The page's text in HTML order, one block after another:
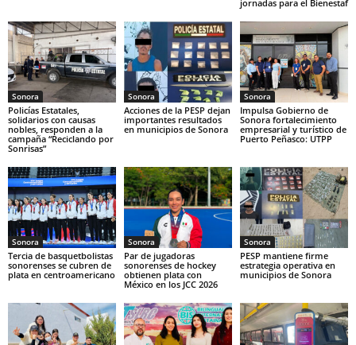
jornadas para el Bienestaf
Sonora
Policías Estatales,
solidarios con causas
nobles, responden a la
campaña “Reciclando por
Sonrisas”
Sonora
Acciones de la PESP dejan
importantes resultados
en municipios de Sonora
Sonora
Impulsa Gobierno de
Sonora fortalecimiento
empresarial y turístico de
Puerto Peñasco: UTPP
Sonora
Tercia de basquetbolistas
sonorenses se cubren de
plata en centroamericano
Sonora
Par de jugadoras
sonorenses de hockey
obtienen plata con
México en los JCC 2026
Sonora
PESP mantiene firme
estrategia operativa en
municipios de Sonora